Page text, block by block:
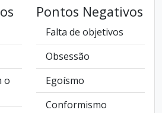
o
Pontos Negativos
Falta de objetivos
Obsessão
Egoísmo
Conformismo